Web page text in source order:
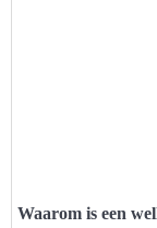
Waarom is een